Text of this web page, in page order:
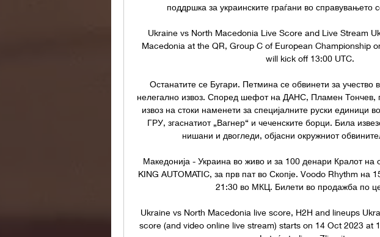
поддршка за украинските граѓани во справувањето
Ukraine vs North Macedonia Live Score and Live Stream
Macedonia at the QR, Group C of European Championship
will kick off 13:00 UTC.
Останатите се Бугари. Петмина се обвинети за учество
нелегално извоз. Според шефот на ДАНС, Пламен Тончев,
извоз на стоки наменети за специјалните руски единици
ГРУ, згаснатиот „Вагнер“ и чеченските борци. Била
нишани и двогледи, објасни окружниот
Македонија - Украина во живо и за 100 денари Кралот на
KING AUTOMATIC, за прв пат во Скопје. Voodo Rhythm на
21:30 во МКЦ. Билети во продажба по
Ukraine vs North Macedonia live score, H2H and lineups
score (and video online live stream) starts on 14 Oct 2023 at